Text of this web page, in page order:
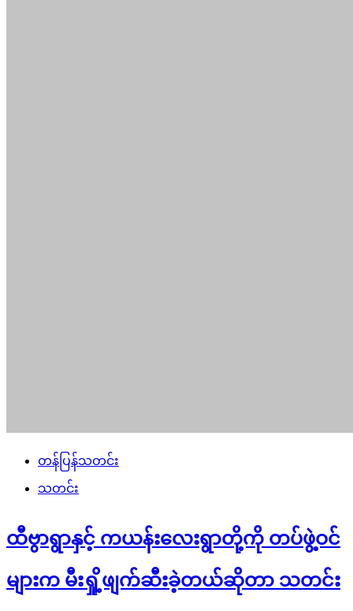
တန်ပြန်သတင်း
သတင်း
ထီဗွာရွာနှင့် ကယန်းလေးရွာတို့ကို တပ်ဖွဲ့ဝင်
များက မီးရှို့ဖျက်ဆီးခဲ့တယ်ဆိုတာ သတင်း